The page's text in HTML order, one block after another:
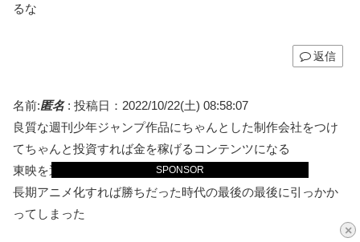
×
SPONSOR
るな
返信
名前:匿名: 投稿日：2022/10/22(土) 08:58:07
良質な週刊少年ジャンプ作品にちゃんとした制作会社をつけ
てちゃんと投資すれば金を稼げるコンテンツになる
東映を選んでしまった時期が悪かったな
長期アニメ化すれば勝ちだった時代の最後の最後に引っかか
ってしまった